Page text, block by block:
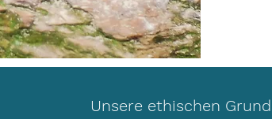
Unsere ethischen